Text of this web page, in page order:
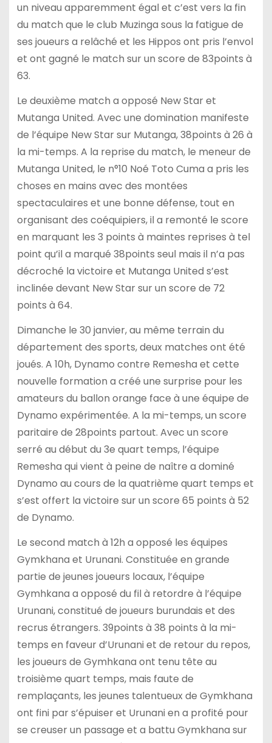
un niveau apparemment égal et c’est vers la fin
du match que le club Muzinga sous la fatigue de
ses joueurs a relâché et les Hippos ont pris l’envol
et ont gagné le match sur un score de 83points à
63.
Le deuxième match a opposé New Star et
Mutanga United. Avec une domination manifeste
de l’équipe New Star sur Mutanga, 38points à 26 à
la mi-temps. A la reprise du match, le meneur de
Mutanga United, le n°10 Noé Toto Cuma a pris les
choses en mains avec des montées
spectaculaires et une bonne défense, tout en
organisant des coéquipiers, il a remonté le score
en marquant les 3 points à maintes reprises à tel
point qu’il a marqué 38points seul mais il n’a pas
décroché la victoire et Mutanga United s’est
inclinée devant New Star sur un score de 72
points à 64.
Dimanche le 30 janvier, au même terrain du
département des sports, deux matches ont été
joués. A 10h, Dynamo contre Remesha et cette
nouvelle formation a créé une surprise pour les
amateurs du ballon orange face à une équipe de
Dynamo expérimentée. A la mi-temps, un score
paritaire de 28points partout. Avec un score
serré au début du 3e quart temps, l’équipe
Remesha qui vient à peine de naître a dominé
Dynamo au cours de la quatrième quart temps et
s’est offert la victoire sur un score 65 points à 52
de Dynamo.
Le second match à 12h a opposé les équipes
Gymkhana et Urunani. Constituée en grande
partie de jeunes joueurs locaux, l’équipe
Gymhkana a opposé du fil à retordre à l’équipe
Urunani, constitué de joueurs burundais et des
recrus étrangers. 39points à 38 points à la mi-
temps en faveur d’Urunani et de retour du repos,
les joueurs de Gymhkana ont tenu tête au
troisième quart temps, mais faute de
remplaçants, les jeunes talentueux de Gymkhana
ont fini par s’épuiser et Urunani en a profité pour
se creuser un passage et a battu Gymkhana sur